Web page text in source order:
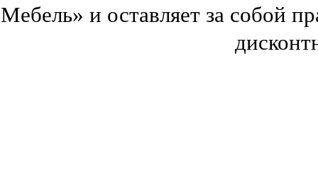
Мебель» и оставляет за собой